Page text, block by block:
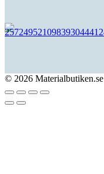
© 2026 Materialbutiken.se